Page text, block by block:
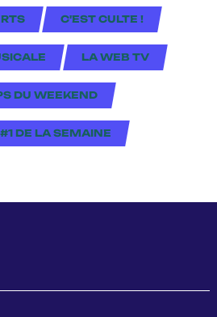
C'EST CULTE !
LA WEB TV
DU WEEKEND
DE LA SEMAINE